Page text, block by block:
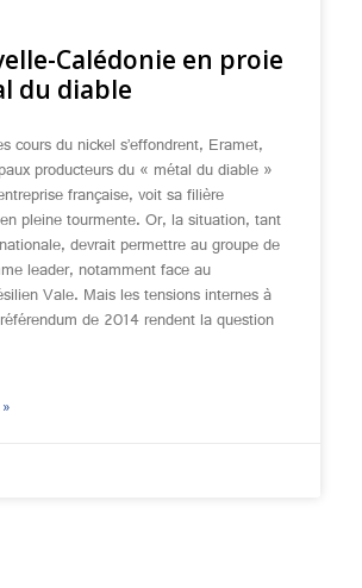
Calédonie en proie
du diable
cours du nickel s’effondrent, Eramet,
producteurs du « métal du diable »
française, voit sa filière
pleine tourmente. Or, la situation, tant
devrait permettre au groupe de
leader, notamment face au
Vale. Mais les tensions internes à
de 2014 rendent la question